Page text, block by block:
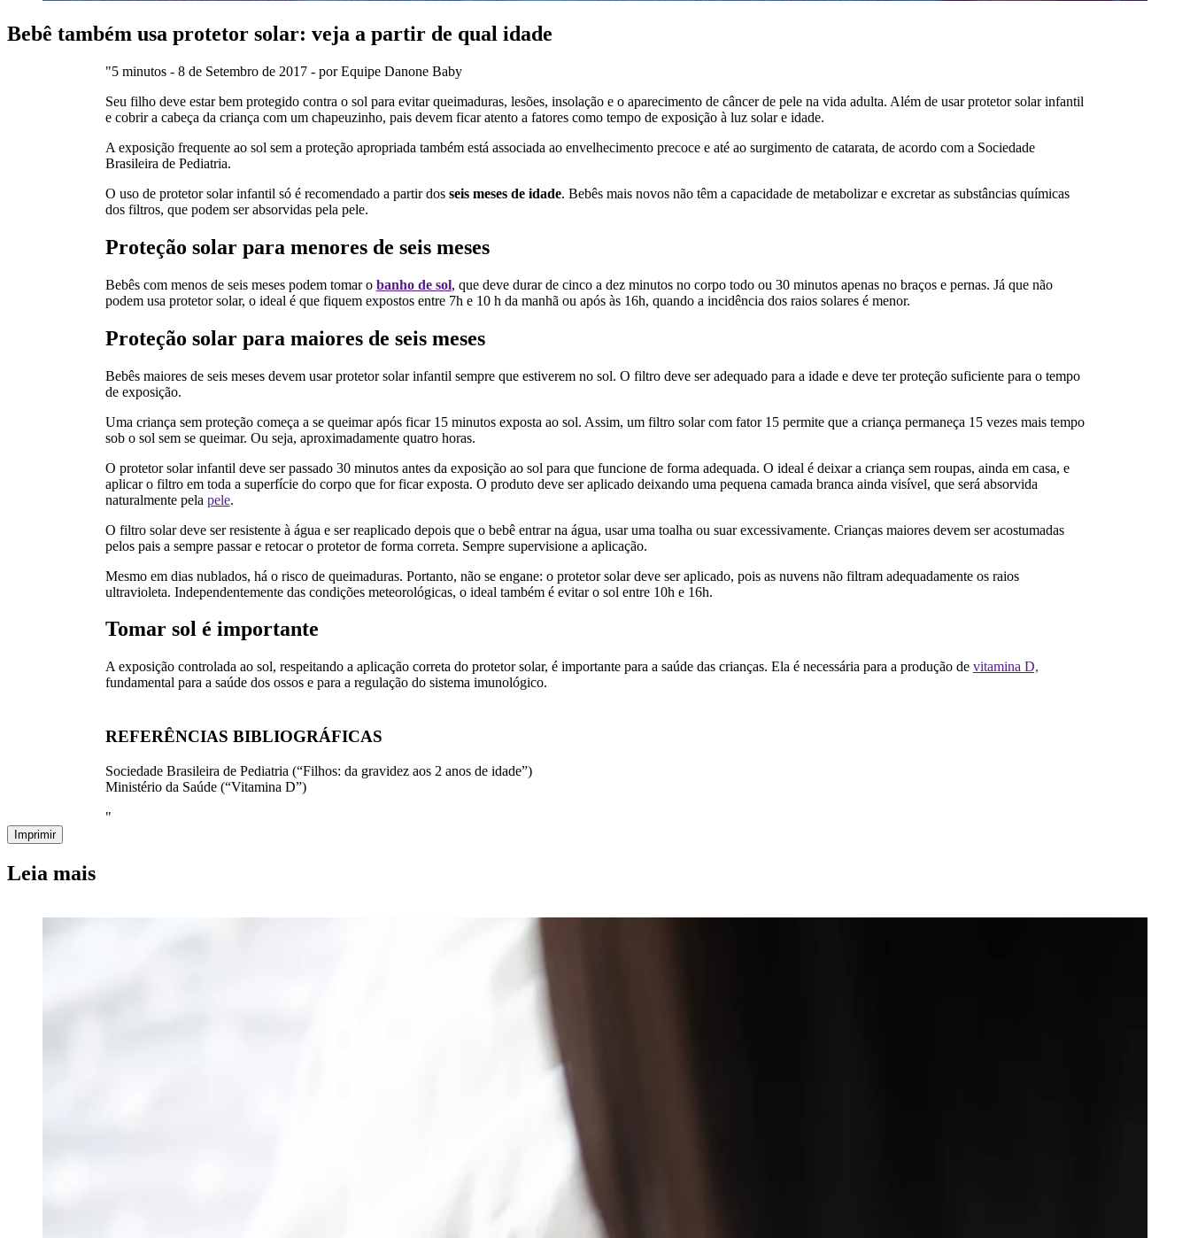
Bebê também usa protetor solar: veja a partir de qual idade
"5 minutos - 8 de Setembro de 2017 - por Equipe Danone Baby
Seu filho deve estar bem protegido contra o sol para evitar queimaduras, lesões, insolação e o aparecimento de câncer de pele na vida adulta. Além de usar protetor solar infantil
e cobrir a cabeça da criança com um chapeuzinho, pais devem ficar atento a fatores como tempo de exposição à luz solar e idade.
A exposição frequente ao sol sem a proteção apropriada também está associada ao envelhecimento precoce e até ao surgimento de catarata, de acordo com a Sociedade
Brasileira de Pediatria.
O uso de protetor solar infantil só é recomendado a partir dos seis meses de idade. Bebês mais novos não têm a capacidade de metabolizar e excretar as substâncias químicas
dos filtros, que podem ser absorvidas pela pele.
Proteção solar para menores de seis meses
Bebês com menos de seis meses podem tomar o banho de sol, que deve durar de cinco a dez minutos no corpo todo ou 30 minutos apenas no braços e pernas. Já que não
podem usa protetor solar, o ideal é que fiquem expostos entre 7h e 10 h da manhã ou após às 16h, quando a incidência dos raios solares é menor.
Proteção solar para maiores de seis meses
Bebês maiores de seis meses devem usar protetor solar infantil sempre que estiverem no sol. O filtro deve ser adequado para a idade e deve ter proteção suficiente para o tempo
de exposição.
Uma criança sem proteção começa a se queimar após ficar 15 minutos exposta ao sol. Assim, um filtro solar com fator 15 permite que a criança permaneça 15 vezes mais tempo
sob o sol sem se queimar. Ou seja, aproximadamente quatro horas.
O protetor solar infantil deve ser passado 30 minutos antes da exposição ao sol para que funcione de forma adequada. O ideal é deixar a criança sem roupas, ainda em casa, e
aplicar o filtro em toda a superfície do corpo que for ficar exposta. O produto deve ser aplicado deixando uma pequena camada branca ainda visível, que será absorvida
naturalmente pela pele.
O filtro solar deve ser resistente à água e ser reaplicado depois que o bebê entrar na água, usar uma toalha ou suar excessivamente. Crianças maiores devem ser acostumadas
pelos pais a sempre passar e retocar o protetor de forma correta. Sempre supervisione a aplicação.
Mesmo em dias nublados, há o risco de queimaduras. Portanto, não se engane: o protetor solar deve ser aplicado, pois as nuvens não filtram adequadamente os raios
ultravioleta. Independentemente das condições meteorológicas, o ideal também é evitar o sol entre 10h e 16h.
Tomar sol é importante
A exposição controlada ao sol, respeitando a aplicação correta do protetor solar, é importante para a saúde das crianças. Ela é necessária para a produção de vitamina D,
fundamental para a saúde dos ossos e para a regulação do sistema imunológico.
REFERÊNCIAS BIBLIOGRÁFICAS
Sociedade Brasileira de Pediatria (“Filhos: da gravidez aos 2 anos de idade”)
Ministério da Saúde (“Vitamina D”)
"
Imprimir
Leia mais